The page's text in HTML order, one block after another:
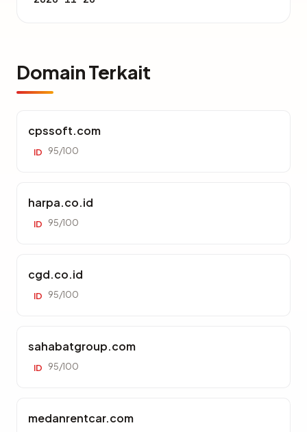
Domain Terkait
cpssoft.com
ID 95/100
harpa.co.id
ID 95/100
cgd.co.id
ID 95/100
sahabatgroup.com
ID 95/100
medanrentcar.com